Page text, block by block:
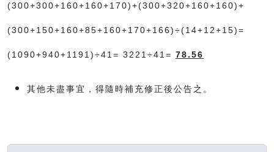
(300+300+160+160+170)+(300+320+160+160)+
(300+150+160+85+160+170+166)÷(14+12+15)=
(1090+940+1191)÷41= 3221÷41= 78.56
其他未盡事宜，得隨時補充修正後公告之。